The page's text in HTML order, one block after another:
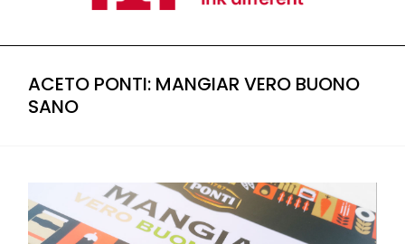
ACETO PONTI: MANGIAR VERO BUONO
SANO